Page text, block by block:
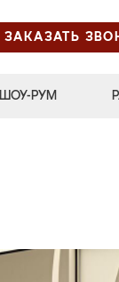
ЗАКАЗАТЬ
ШОУ-РУМ